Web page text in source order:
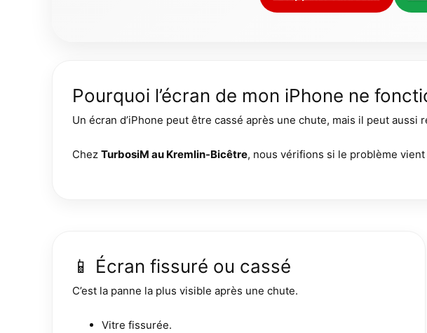
Pourquoi l’écran de mon iPhone ne
Un écran d’iPhone peut être cassé après une chute, mais il peut
Chez TurbosiM au Kremlin-Bicêtre, nous vérifions si le problème vient
📱 Écran fissuré ou cassé
C’est la panne la plus visible après une chute.
Vitre fissurée.